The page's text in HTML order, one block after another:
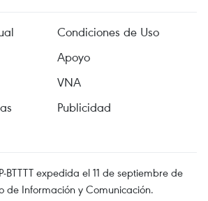
Condiciones de Uso
Apoyo
VNA
Publicidad
BTTTT expedida el 11 de septiembre de
de Información y Comunicación.